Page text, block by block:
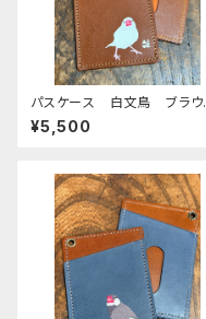
パスケース 白文鳥 ブラウ
ン レッドブラウン 文鳥 栃
木レザー
¥5,500